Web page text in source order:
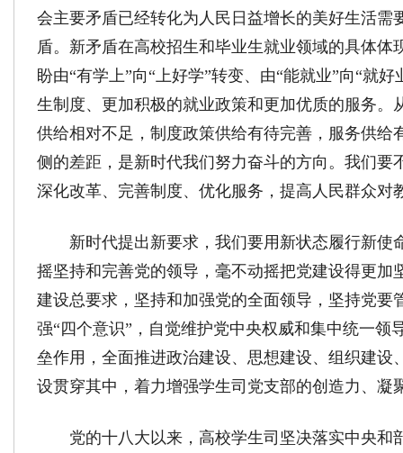
会主要矛盾已经转化为人民日益增长的美好生活需
盾。新矛盾在高校招生和毕业生就业领域的具体体
盼由“有学上”向“上好学”转变、由“能就业”向“就
生制度、更加积极的就业政策和更加优质的服务。
供给相对不足，制度政策供给有待完善，服务供给
侧的差距，是新时代我们努力奋斗的方向。我们要
深化改革、完善制度、优化服务，提高人民群众对
新时代提出新要求，我们要用新状态履行新使
摇坚持和完善党的领导，毫不动摇把党建设得更加
建设总要求，坚持和加强党的全面领导，坚持党要
强“四个意识”，自觉维护党中央权威和集中统一领
垒作用，全面推进政治建设、思想建设、组织建设
设贯穿其中，着力增强学生司党支部的创造力、凝
党的十八大以来，高校学生司坚决落实中央和